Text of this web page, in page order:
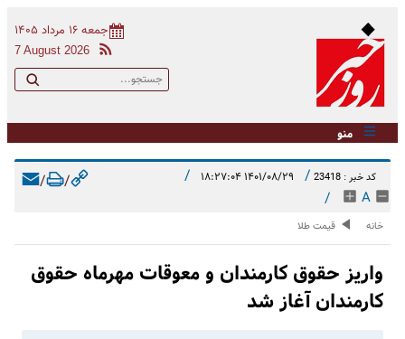
جمعه ۱۶ مرداد ۱۴۰۵
7 August 2026
منو
کد خبر : 23418 / ۱۴۰۱/۰۸/۲۹ ۱۸:۲۷:۰۴ /
A
/
/
/
خانه قیمت طلا
واریز حقوق کارمندان و معوقات مهرماه حقوق
کارمندان آغاز شد